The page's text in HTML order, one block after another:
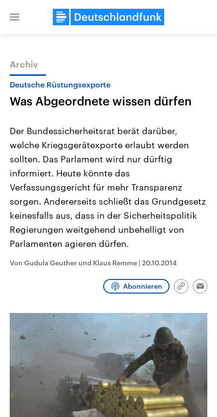
Close
Themen
Landtagswahl Sachsen-Anhalt
2026
Alle Informationen
Sachsen-Anhalt wählt am 6.
September 2026 einen neuen
Landtag. Seit 2021 wird das
Bundesland von einer Koalition aus
Umfragen, Prognosen,
Wahlprogramme, aktuelle Berichte
und Hintergründe zu den Parteien
Wahl.
Hintergründe
Wirtschaftlich und
gehören die Vereinigten
den mächtigsten Ländern
mit großem Einfluss auf
Sendungen Programm Podcasts
Archiv
Deutsche Rüstungsexporte
Was Abgeordnete wissen dürfen
Der Bundessicherheitsrat berät darüber,
welche Kriegsgerätexporte erlaubt werden
sollten. Das Parlament wird nur dürftig
informiert. Heute könnte das
Verfassungsgericht für mehr Transparenz
sorgen. Andererseits schließt das Grundgesetz
keinesfalls aus, dass in der Sicherheitspolitik
Regierungen weitgehend unbehelligt von
Parlamenten agieren dürfen.
Von Gudula Geuther und Klaus Remme | 20.10.2014
Abonnieren
Link